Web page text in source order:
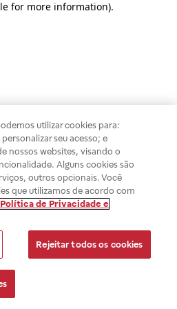
for more information).
utilizar cookies para:
seu acesso; e
nossos websites, visando o
Alguns cookies são
outros opcionais. Você
que utilizamos de acordo com
Política de Privacidade e
Rejeitar todos os cookies